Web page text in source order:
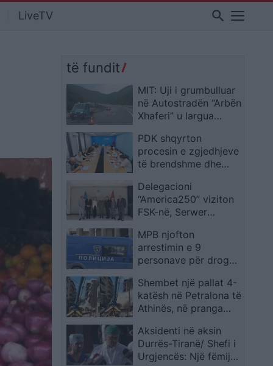
LiveTV search
të fundit
MIT: Uji i grumbulluar
në Autostradën “Arbën
Xhaferi” u largua
ndërhyrjes në terren
PDK shqyrton
procesin e zgjedhjeve
të brendshme dhe
politike
Delegacioni
“America250” viziton
FSK-në, Serwer
misionet
ndërkombëtare
MPB njofton
arrestimin e 9
personave për drogë
ndaluara zbulohen
edhe në Burgun e
Idrizovës
Shembet një pallat 4-
katësh në Petralona të
Athinës, në pranga
kontraktorët pas
dyshimeve për
punimet pranë
Aksidenti në aksin
Durrës-Tiranë/ Shefi i
Urgjencës: Një fëmijë